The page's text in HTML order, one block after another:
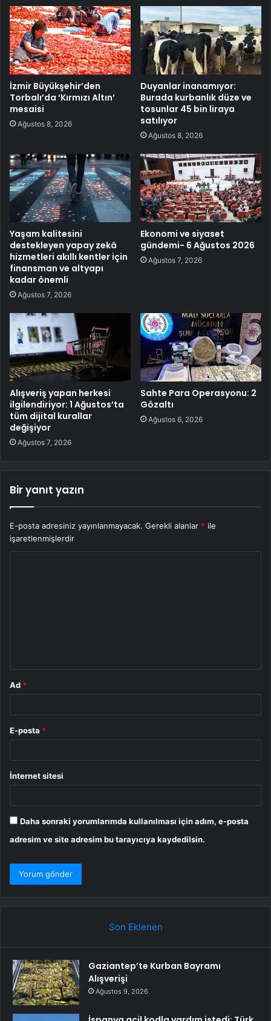
İzmir Büyükşehir’den
Torbalı’da ‘Kırmızı Altın’
mesaisi
Ağustos 8, 2026
Duyanlar inanamıyor:
Burada kurbanlık düze ve
tosunlar 45 bin liraya
satılıyor
Ağustos 8, 2026
Yaşam kalitesini
destekleyen yapay zekâ
hizmetleri akıllı kentler için
finansman ve altyapı
kadar önemli
Ağustos 7, 2026
Ekonomi ve siyaset
gündemi- 6 Ağustos 2026
Ağustos 7, 2026
Alışveriş yapan herkesi
ilgilendiriyor: 1 Ağustos’ta
tüm dijital kurallar
değişiyor
Ağustos 7, 2026
Sahte Para Operasyonu: 2
Gözaltı
Ağustos 6, 2026
Bir yanıt yazın
E-posta adresiniz yayınlanmayacak. Gerekli alanlar * ile
işaretlenmişlerdir
Ad *
E-posta *
İnternet sitesi
Daha sonraki yorumlarımda kullanılması için adım, e-posta
adresim ve site adresim bu tarayıcıya kaydedilsin.
Son Eklenen
Gaziantep’te Kurban Bayramı
Alışverişi
Ağustos 9, 2026